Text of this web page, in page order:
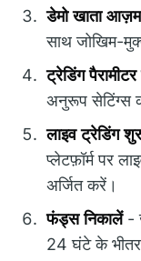
डेमो खाता
साथ जोखिम-
ट्रेडिंग
अनुरूप सेटिंग्स
लाइव ट्रेडिंग
प्लेटफ़ॉर्म पर
अर्जित करें।
फंड्स निकालें-
24 घंटे के भीतर